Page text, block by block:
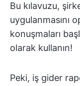
Bu kılavuzu,
uygulanmasını
konuşmaları
olarak kullanın!
Peki, iş gider